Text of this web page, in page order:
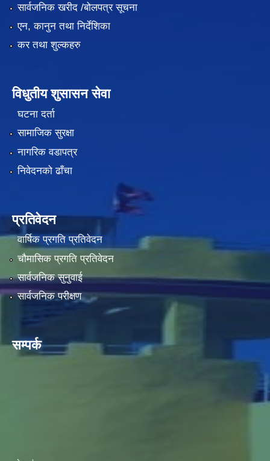
सार्वजनिक खरीद /बोलपत्र सूचना
एन, कानुन तथा निर्देशिका
कर तथा शुल्कहरु
विधुतीय शुसासन सेवा
घटना दर्ता
सामाजिक सुरक्षा
नागरिक वडापत्र
निवेदनको ढाँचा
प्रतिवेदन
वार्षिक प्रगति प्रतिवेदन
चौमासिक प्रगति प्रतिवेदन
सार्वजनिक सुनुवाई
सार्वजनिक परीक्षण
सम्पर्क